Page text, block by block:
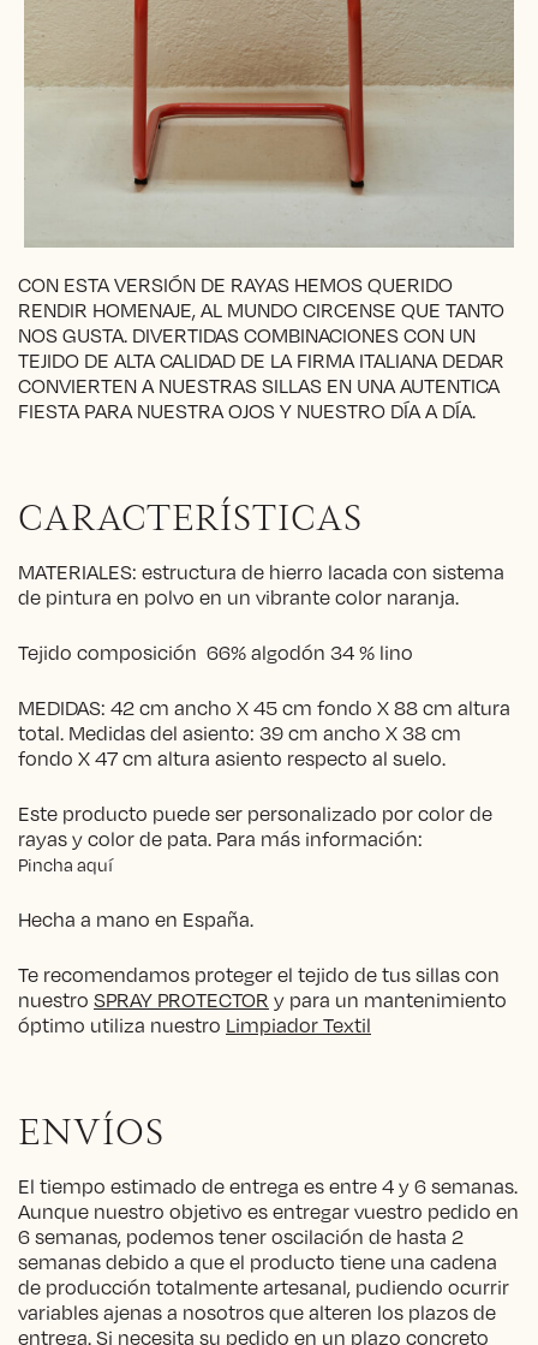
CON ESTA VERSIÓN DE RAYAS HEMOS QUERIDO
RENDIR HOMENAJE, AL MUNDO CIRCENSE QUE TANTO
NOS GUSTA. DIVERTIDAS COMBINACIONES CON UN
TEJIDO DE ALTA CALIDAD DE LA FIRMA ITALIANA DEDAR
CONVIERTEN A NUESTRAS SILLAS EN UNA AUTENTICA
FIESTA PARA NUESTRA OJOS Y NUESTRO DÍA A DÍA.
CARACTERÍSTICAS
MATERIALES: estructura de hierro lacada con sistema
de pintura en polvo en un vibrante color naranja.
Tejido composición 66% algodón 34 % lino
MEDIDAS: 42 cm ancho X 45 cm fondo X 88 cm altura
total. Medidas del asiento: 39 cm ancho X 38 cm
fondo X 47 cm altura asiento respecto al suelo.
Este producto puede ser personalizado por color de
rayas y color de pata. Para más información:
Pincha aquí
Hecha a mano en España.
Te recomendamos proteger el tejido de tus sillas con
nuestro SPRAY PROTECTOR y para un mantenimiento
óptimo utiliza nuestro Limpiador Textil
ENVÍOS
El tiempo estimado de entrega es entre 4 y 6 semanas.
Aunque nuestro objetivo es entregar vuestro pedido en
6 semanas, podemos tener oscilación de hasta 2
semanas debido a que el producto tiene una cadena
de producción totalmente artesanal, pudiendo ocurrir
variables ajenas a nosotros que alteren los plazos de
entrega. Si necesita su pedido en un plazo concreto